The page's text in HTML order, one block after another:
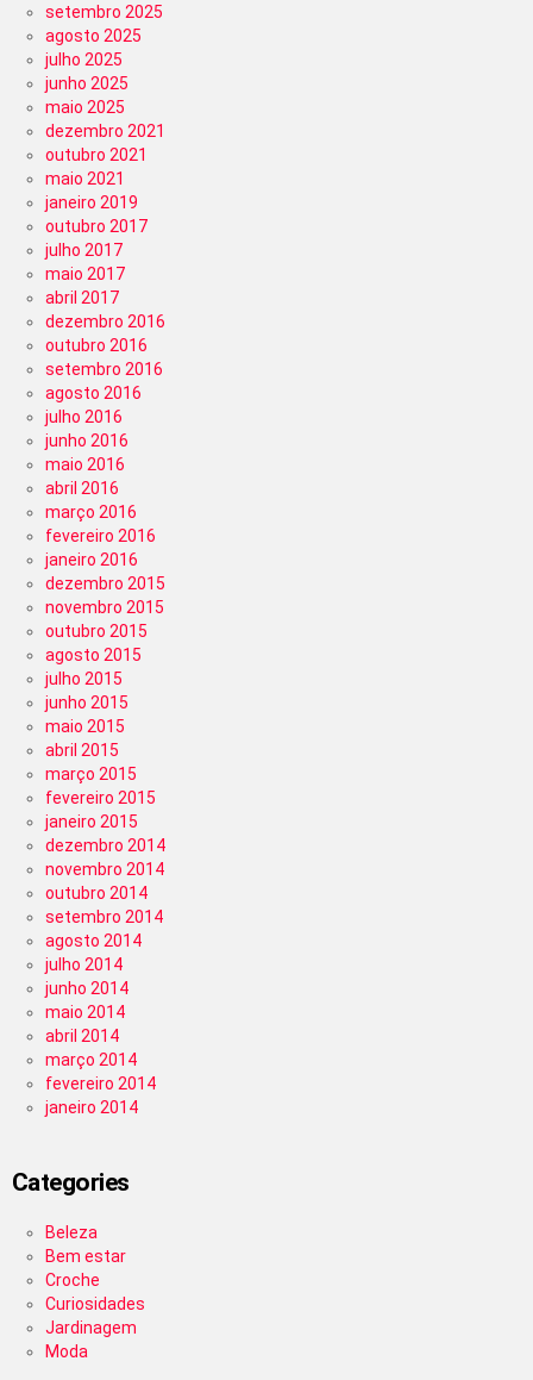
setembro 2025
agosto 2025
julho 2025
junho 2025
maio 2025
dezembro 2021
outubro 2021
maio 2021
janeiro 2019
outubro 2017
julho 2017
maio 2017
abril 2017
dezembro 2016
outubro 2016
setembro 2016
agosto 2016
julho 2016
junho 2016
maio 2016
abril 2016
março 2016
fevereiro 2016
janeiro 2016
dezembro 2015
novembro 2015
outubro 2015
agosto 2015
julho 2015
junho 2015
maio 2015
abril 2015
março 2015
fevereiro 2015
janeiro 2015
dezembro 2014
novembro 2014
outubro 2014
setembro 2014
agosto 2014
julho 2014
junho 2014
maio 2014
abril 2014
março 2014
fevereiro 2014
janeiro 2014
Categories
Beleza
Bem estar
Croche
Curiosidades
Jardinagem
Moda